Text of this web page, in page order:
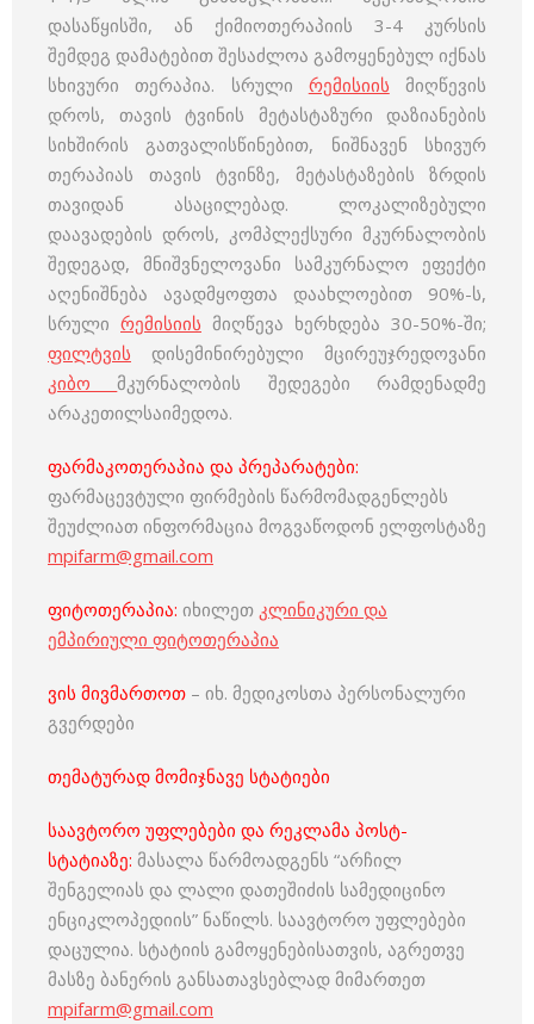
დასაწყისში, ან ქიმიოთერაპიის 3-4 კურსის
შემდეგ დამატებით შესაძლოა გამოყენებულ იქნას
სხივური თერაპია. სრული რემისიის მიღწევის
დროს, თავის ტვინის მეტასტაზური დაზიანების
სიხშირის გათვალისწინებით, ნიშნავენ სხივურ
თერაპიას თავის ტვინზე, მეტასტაზების ზრდის
თავიდან ასაცილებად. ლოკალიზებული
დაავადების დროს, კომპლექსური მკურნალობის
შედეგად, მნიშვნელოვანი სამკურნალო ეფექტი
აღენიშნება ავადმყოფთა დაახლოებით 90%-ს,
სრული რემისიის მიღწევა ხერხდება 30-50%-ში;
ფილტვის დისემინირებული მცირეუჯრედოვანი
კიბომკურნალობის შედეგები რამდენადმე
არაკეთილსაიმედოა.
ფარმაკოთერაპია და პრეპარატები:
ფარმაცევტული ფირმების წარმომადგენლებს
შეუძლიათ ინფორმაცია მოგვაწოდონ ელფოსტაზე
mpifarm@gmail.com
ფიტოთერაპია: იხილეთ კლინიკური და
ემპირიული ფიტოთერაპია
ვის მივმართოთ – იხ. მედიკოსთა პერსონალური
გვერდები
თემატურად მომიჯნავე სტატიები
საავტორო უფლებები და რეკლამა პოსტ-
სტატიაზე: მასალა წარმოადგენს “არჩილ
შენგელიას და ლალი დათეშიძის სამედიცინო
ენციკლოპედიის” ნაწილს. საავტორო უფლებები
დაცულია. სტატიის გამოყენებისათვის, აგრეთვე
მასზე ბანერის განსათავსებლად მიმართეთ
mpifarm@gmail.com